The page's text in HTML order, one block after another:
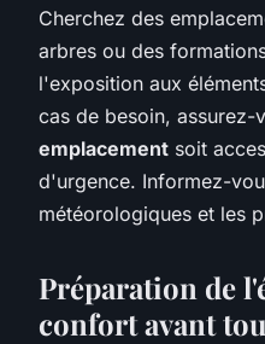
Cherchez des
arbres ou des
l'exposition aux
cas de besoin, assurez-
emplacement soit
d'urgence. Informez-
météorologiques et les
Préparation de
confort avant